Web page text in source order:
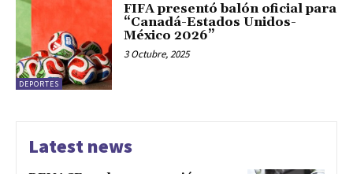
DEPORTES
FIFA presentó balón oficial para
“Canadá-Estados Unidos-
México 2026”
3 Octubre, 2025
Latest news